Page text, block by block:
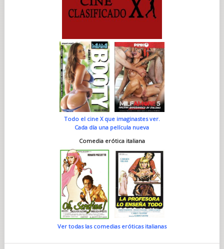
Todo el cine X que imaginastes ver.
Cada día una película nueva
Comedia erótica italiana
Ver todas las comedias eróticas italianas